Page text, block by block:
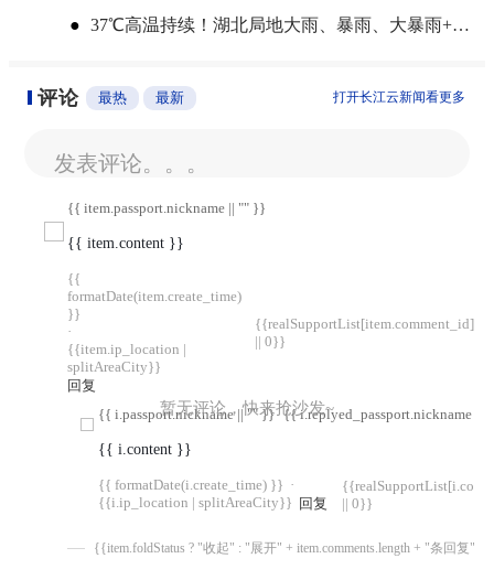
●
37℃高温持续！湖北局地大雨、暴雨、大暴雨+最高9级雷暴大风
评论 最热 最新 打开长江云新闻看更多
发表评论。。。
{{ item.passport.nickname || "" }}
{{ item.content }}
{{
formatDate(item.create_time)
}}
·
{{item.ip_location |
splitAreaCity}}
回复
{{realSupportList[item.comment_id]
|| 0}}
{{ i.passport.nickname || "" }} {{ i.replyed_passport.nickname ||
{{ i.content }}
{{ formatDate(i.create_time) }} ·
{{i.ip_location | splitAreaCity}} 回复
|| 0}}
{{item.foldStatus ? "收起" : "展开" + item.comments.length + "条回复"}}
暂无评论，快来抢沙发~